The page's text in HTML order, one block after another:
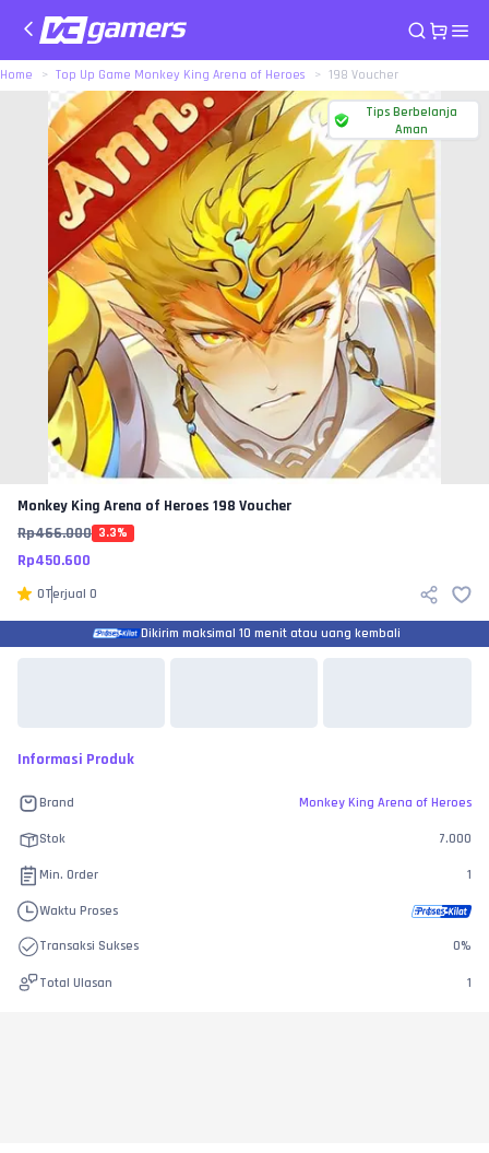
Home Top Up Game Monkey King Arena of Heroes 198 Voucher
Tips Berbelanja
Aman
Monkey King Arena of Heroes 198 Voucher
Rp466.000 3.3%
Rp450.600
0Terjual 0
Dikirim maksimal 10 menit atau uang kembali
Informasi Produk
Brand Monkey King Arena of Heroes
Stok 7.000
Min. Order 1
Waktu Proses
Transaksi Sukses 0%
Total Ulasan 1